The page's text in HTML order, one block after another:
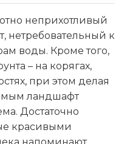
неприхотливый
нетребовательный к
воды. Кроме того,
– на корягах,
при этом делая
ландшафт
Достаточно
красивыми